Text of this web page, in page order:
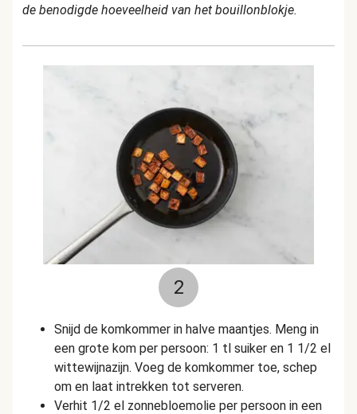
de benodigde hoeveelheid van het bouillonblokje.
2
Snijd de komkommer in halve maantjes. Meng in
een grote kom per persoon: 1 tl suiker en 1 1/2 el
wittewijnazijn. Voeg de komkommer toe, schep
om en laat intrekken tot serveren.
Verhit 1/2 el zonnebloemolie per persoon in een